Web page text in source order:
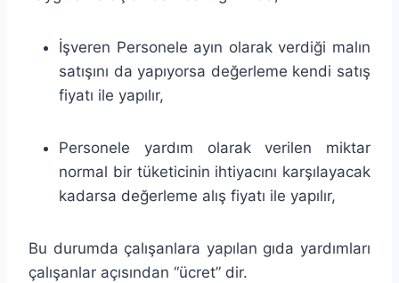
İşveren Personele ayın olarak verdiği malın
satışını da yapıyorsa değerleme kendi satış
fiyatı ile yapılır,
Personele yardım olarak verilen miktar
normal bir tüketicinin ihtiyacını karşılayacak
kadarsa değerleme alış fiyatı ile yapılır,
Bu durumda çalışanlara yapılan gıda yardımları
çalışanlar açısından “ücret” dir.